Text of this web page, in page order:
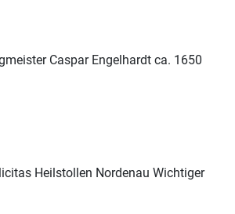
Caspar Engelhardt ca. 1650
Heilstollen Nordenau Wichtiger